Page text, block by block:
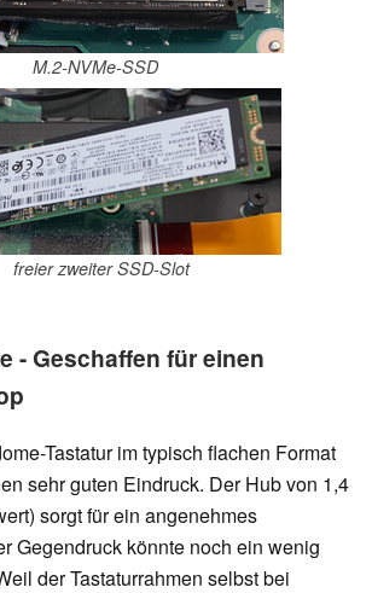
M.2-NVMe-SSD
freier zweiter SSD-Slot
- Geschaffen für einen
Tastatur im typisch flachen Format
sehr guten Eindruck. Der Hub von 1,4
sorgt für ein angenehmes
Gegendruck könnte noch ein wenig
der Tastaturrahmen selbst bei